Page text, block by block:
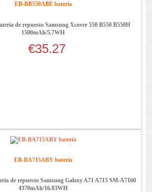
EB-BB550ABE batería
de repuesto Samsung Xcover 550 B550 B550H
1500mAh/5.7WH
€35.27
EB-BA715ABY batería
de repuesto Samsung Galaxy A71 A715 SM-A7160
4370mAh/16.83WH